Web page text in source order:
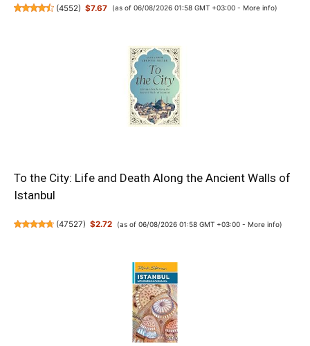
(4552) $7.67 (as of 06/08/2026 01:58 GMT +03:00 - More info)
To the City: Life and Death Along the Ancient Walls of
Istanbul
(47527) $2.72 (as of 06/08/2026 01:58 GMT +03:00 - More info)